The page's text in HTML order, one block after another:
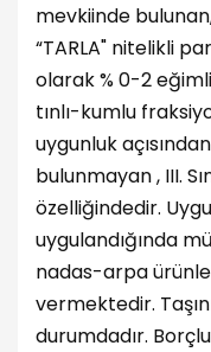
mevkiinde
“TARLA" nitelikli
olarak % 0-2
tınlı-kumlu
uygunluk
bulunmayan , III.
özelliğindedir.
uygulandığında
nadas-arpa
vermektedir.
durumdadır.